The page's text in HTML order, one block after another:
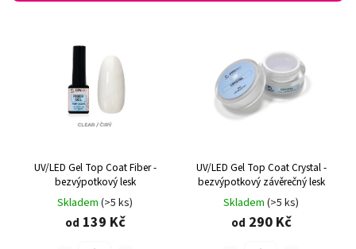
Nejdražší
Abecedně
UV/LED Gel Top Coat Fiber -
bezvýpotkový lesk
Skladem (>5 ks)
od 139 Kč
UV/LED Gel Top Coat Crystal -
bezvýpotkový závěrečný lesk
Skladem (>5 ks)
od 290 Kč